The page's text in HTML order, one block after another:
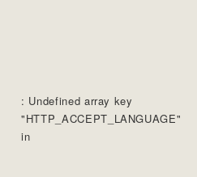
: Undefined array key
"HTTP_ACCEPT_LANGUAGE"
in